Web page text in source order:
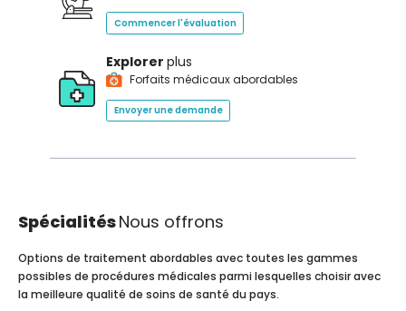
Commencer l'évaluation
Explorer plus
Forfaits médicaux abordables
Envoyer une demande
SpécialitésNous offrons
Options de traitement abordables avec toutes les gammes
possibles de procédures médicales parmi lesquelles choisir avec
la meilleure qualité de soins de santé du pays.